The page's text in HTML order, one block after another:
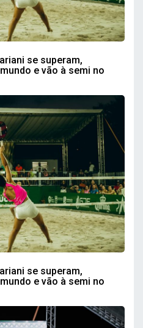
se superam,
e vão à semi no
se superam,
e vão à semi no